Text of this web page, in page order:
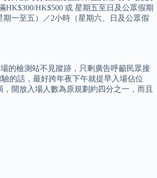
HK$500 或 星期五至日及公眾假期
一至五）／2小時（星期六、日及公眾假
的檢測站不見蹤跡，只剩廣告呼籲民眾接
的話，最好跨年夜下午就提早入場佔位
開放入場人數為原規劃約四分之一，而且